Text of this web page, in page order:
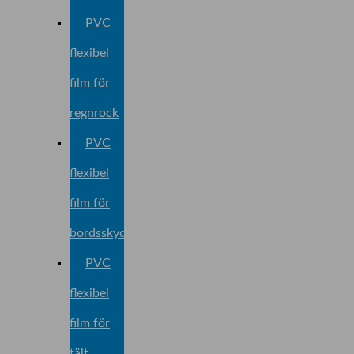
PVC
flexibel
film för
regnrock
PVC
flexibel
film för
bordsskydd
PVC
flexibel
film för